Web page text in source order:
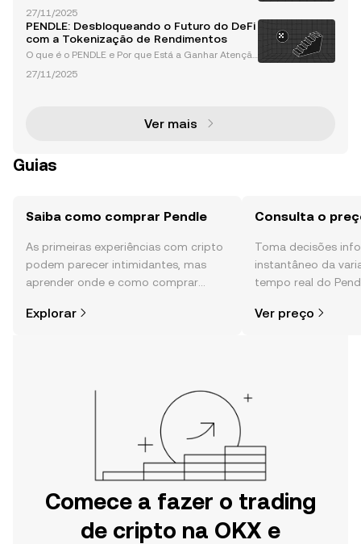
ormadora no ecossistema de finanças descentraliz
adas (DeFi), oferecendo soluções inovadoras para t
okeni
27/11/2025
PENDLE: Desbloqueando o Futuro do DeFi
com a Tokenização de Rendimentos
O que é o PENDLE e Por que Está a Ganhar Atenção
ntralizadas (DeFi) que está a revolucionar o espaço
27/11/2025
Ver mais
Guias
Saiba como comprar Pendle
As primeiras experiências com cripto
podem parecer intimidantes, mas
aprender onde e como comprar
Começa a tua viagem na aplicação
Explorar
Consulta o
Toma decisões
instantâneo da
tempo real do
Ver preço
Comece a fazer o trading
de cripto na OKX e